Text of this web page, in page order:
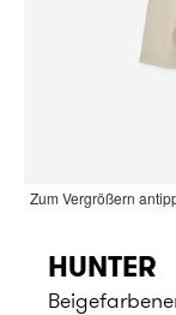
Zum Vergrößern
HUNTER